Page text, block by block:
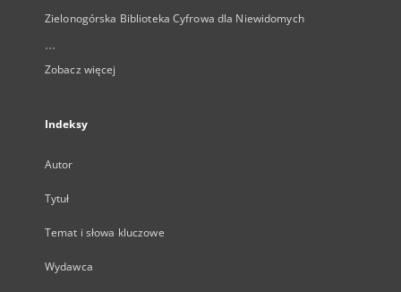
Zielonogórska Biblioteka Cyfrowa dla Niewidomych
...
Zobacz więcej
Indeksy
Autor
Tytuł
Temat i słowa kluczowe
Wydawca